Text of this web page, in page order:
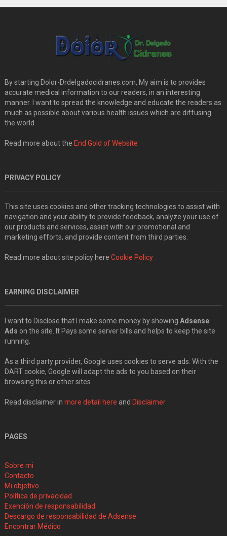
By starting Dolor-Drdelgadocidranes.com, My aim is to provides
accurate medical information to our readers, in an interesting
manner. I want to spread the knowledge and educate the readers as
much as possible about various health issues which are diffusing
the world.
Read more about the End Gold of Website
PRIVACY POLICY
This site uses cookies and other tracking technologies to assist with
navigation and your ability to provide feedback, analyze your use of
our products and services, assist with our promotional and
marketing efforts, and provide content from third parties.
Read more about site policy here Cookie Policy
EARNING DISCLAIMER
I want to Disclose that I make some money by showing Adsense
Ads on the site. It Pays some server bills and helps to keep the site
running.
As a third party provider, Google uses cookies to serve ads. With the
DART cookie, Google will adapt the ads to you based on their
browsing this or other sites..
Read disclaimer in more detail here and Disclaimer
PAGES
Sobre mi
Contacto
Mi objetivo
Política de privacidad
Exención de responsabilidad
Descargo de responsabilidad de Adsense
Encontrar Médico